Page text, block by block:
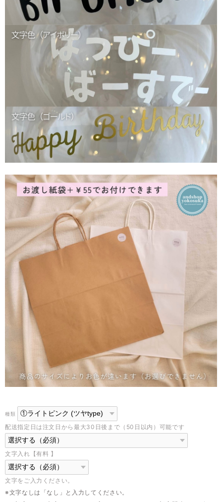
種類
配送指定日は注文日から最大30日後まで（50日以内）可能です
文字入れ【有料 】
文字をご入力ください。
※文字なしは「なし」と入力してください。